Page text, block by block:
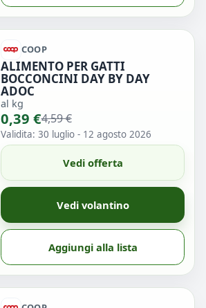
COOP
ALIMENTO PER GATTI
BOCCONCINI DAY BY DAY
ADOC
al kg
0,39 €4,59 €
Validita: 30 luglio - 12 agosto 2026
Vedi offerta
Vedi volantino
Aggiungi alla lista